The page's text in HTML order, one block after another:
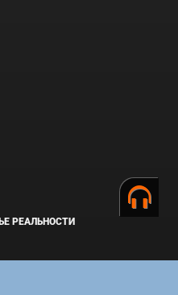
РЕАЛЬНОСТИ